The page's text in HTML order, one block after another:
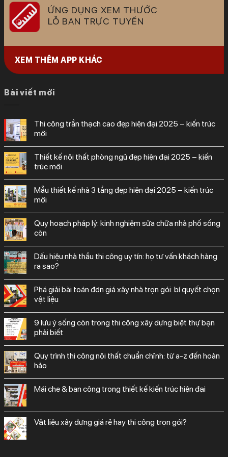
ỨNG DỤNG XEM THƯỚC
LỖ BAN TRỰC TUYẾN
XEM THÊM APP KHÁC
Bài viết mới
thi công trần thạch cao đẹp hiện đại 2025 – kiến trúc
mới
thiết kế nội thất phòng ngủ đẹp hiện đại 2025 – kiến
trúc mới
mẫu thiết kế nhà 3 tầng đẹp hiện đại 2025 – kiến trúc
mới
quy hoạch pháp lý: kinh nghiệm sửa chữa nhà phố sống
còn
dấu hiệu nhà thầu thi công uy tín: họ tư vấn khách hàng
ra sao?
phá giải bài toán đơn giá xây nhà trọn gói: bí quyết chọn
vật liệu
9 lưu ý sống còn trong thi công xây dựng biệt thự bạn
phải biết
quy trình thi công nội thất chuẩn chỉnh: từ a-z đến hoàn
hảo
mái che & ban công trong thiết kế kiến trúc hiện đại
vật liệu xây dựng giá rẻ hay thi công trọn gói?